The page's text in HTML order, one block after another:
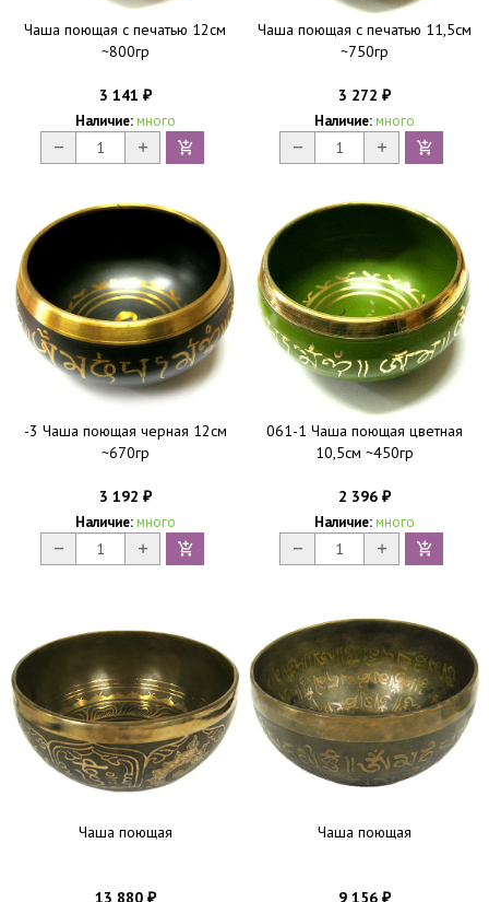
Чаша поющая с печатью 12см
~800гр
3 141 ₽
Наличие: много
Чаша поющая с печатью 11,5см
~750гр
3 272 ₽
Наличие: много
-3 Чаша поющая черная 12см
~670гр
3 192 ₽
Наличие: много
061-1 Чаша поющая цветная
10,5см ~450гр
2 396 ₽
Наличие: много
Чаша поющая
13 880 ₽
Чаша поющая
9 156 ₽